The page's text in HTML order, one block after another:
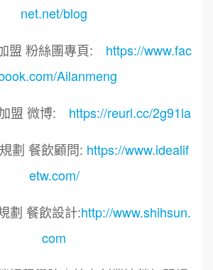
net.net/blog
盟 粉絲團專頁: https://www.fac
Ailanmeng
盟 微博: https://reurl.cc/2g91la
劃 餐飲顧問: https://www.idealif
etw.com/
劃 餐飲設計:http://www.shihsun.
com